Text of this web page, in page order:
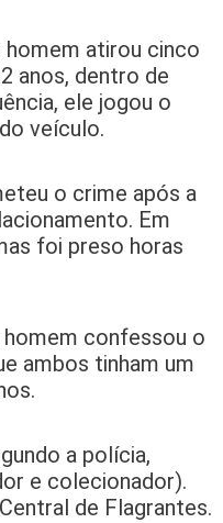
atirou cinco
anos, dentro de
ele jogou o
veículo.
o crime após a
Em
foi preso horas
confessou o
ambos tinham um
a polícia,
e colecionador).
de Flagrantes.